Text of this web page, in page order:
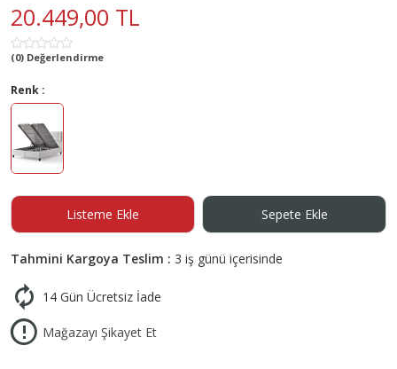
20.449,00 TL
(0) Değerlendirme
Renk :
Listeme Ekle Sepete Ekle
Tahmini Kargoya Teslim : 3 iş günü içerisinde
14 Gün Ücretsiz İade
Mağazayı Şikayet Et